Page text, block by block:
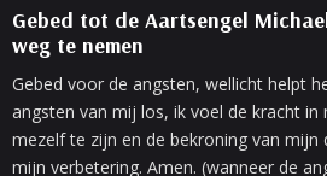
Gebed tot de Aartsengel
weg te nemen
Gebed voor de angsten, wellicht helpt
angsten van mij los, ik voel de kracht in
mezelf te zijn en de bekroning van mijn
mijn verbetering. Amen. (wanneer de